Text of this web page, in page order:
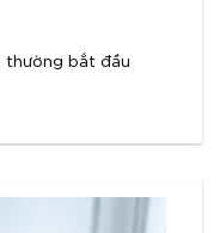
thường bắt đầu